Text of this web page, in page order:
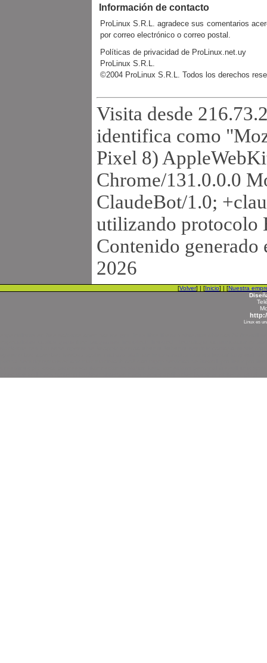
Información de contacto
ProLinux S.R.L. agradece sus comentarios
por correo electrónico o correo postal.
Políticas de privacidad de ProLinux.net.uy
ProLinux S.R.L.
©2004 ProLinux S.R.L. Todos los derechos
Visita desde
identifica como
Pixel 8)
Chrome/131.0.0.0
ClaudeBot/1.0;
utilizando protocolo
Contenido
2026
[Volver] | [Inicio] | [Nuestra
Linux es